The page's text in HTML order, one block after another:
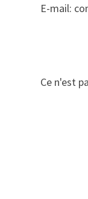
E-mail:
Ce n'est